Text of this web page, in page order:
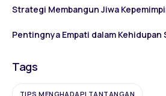
Strategi Membangun Jiwa
Pentingnya Empati dalam Kehidupan
Tags
TIPS MENGHADAPI TANTANGAN